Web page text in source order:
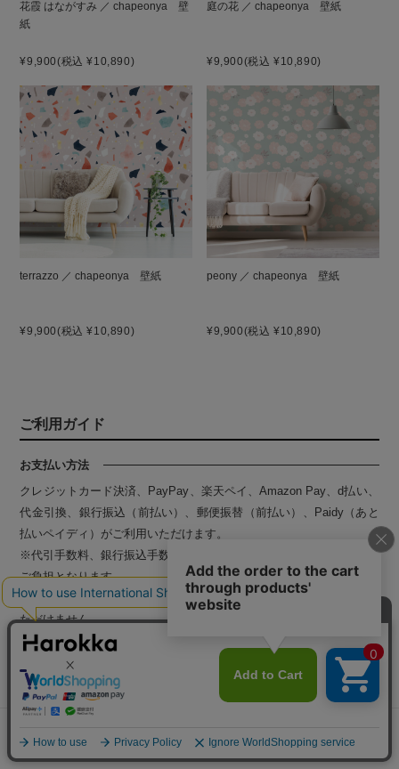
花霞 はながすみ ／ chapeonya 壁
紙
¥9,900(税込 ¥10,890)
庭の花 ／ chapeonya 壁紙
¥9,900(税込 ¥10,890)
terrazzo ／ chapeonya 壁紙
¥9,900(税込 ¥10,890)
peony ／ chapeonya 壁紙
¥9,900(税込 ¥10,890)
ご利用ガイド
お支払い方法
クレジットカード決済、PayPay、楽天ペイ、Amazon Pay、d払い、
代金引換、銀行振込（前払い）、郵便振替（前払い）、Paidy（あと
払いペイディ）がご利用いただけます。
※代引手数料、銀行振込手数料、郵便振替、ペイディ手数料はお客様
ご負担となります。
※沖縄県を含む一部離島地域は、お支払い方法にペイディはお選びい
ただけません。
当店の商品は、完全受注生産品となります。